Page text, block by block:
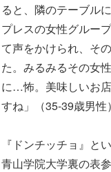
ると、隣のテーブル
プレスの女性グルー
て声をかけられ、そ
た。みるみるその女
に…怖。美味しいお
すね」（35-39歳男性）
『ドンチッチョ』と
青山学院大学裏の表